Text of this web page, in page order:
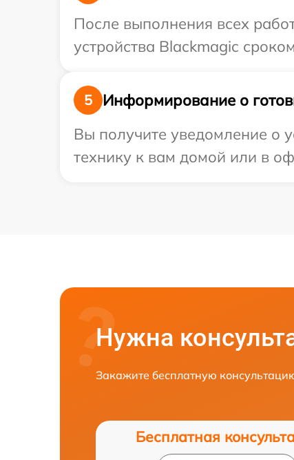
После выполнения всех
устройства Blackmagic
5
Информирование о
Вы получите уведомление о
технику к вам домой или в
Нужна
Закажите бесплатную
Бесплатная